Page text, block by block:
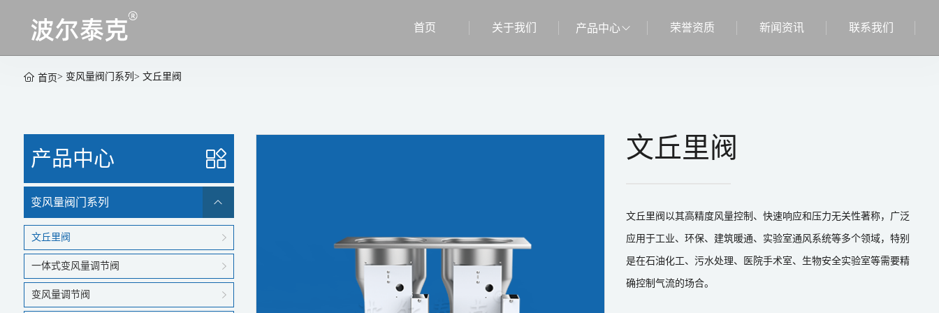
首页 关于我们 产品中心 荣誉资质 新闻资讯 联系我们
首页> 变风量阀门系列 > 文丘里阀
产品中心
变风量阀门系列
文丘里阀
一体式变风量调节阀
变风量调节阀
文丘里阀
文丘里阀以其高精度风量控制、快速响应和压力无关性著称，广泛
应用于工业、环保、建筑暖通、实验室通风系统等多个领域，特别
是在石油化工、污水处理、医院手术室、生物安全实验室等需要精
确控制气流的场合。